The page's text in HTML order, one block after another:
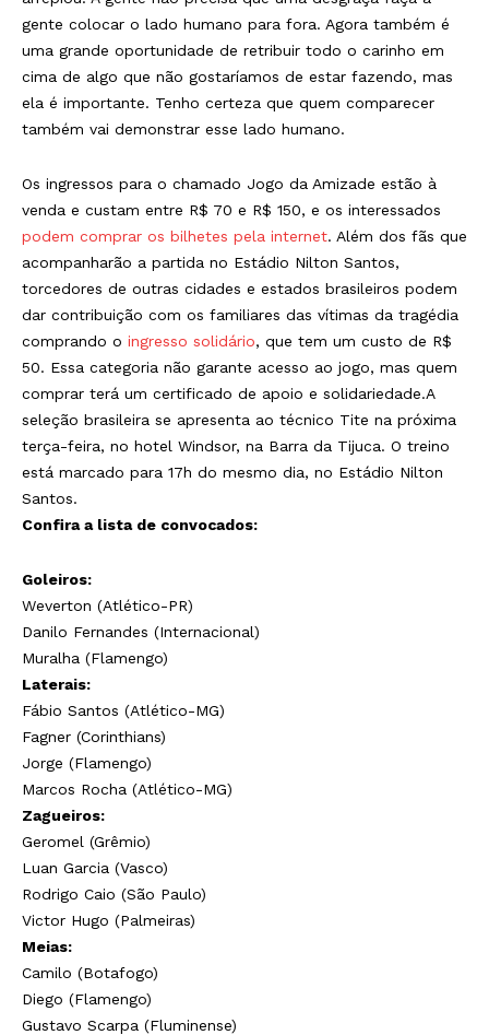
gente colocar o lado humano para fora. Agora também é
uma grande oportunidade de retribuir todo o carinho em
cima de algo que não gostaríamos de estar fazendo, mas
ela é importante. Tenho certeza que quem comparecer
também vai demonstrar esse lado humano.
Os ingressos para o chamado Jogo da Amizade estão à
venda e custam entre R$ 70 e R$ 150, e os interessados
podem comprar os bilhetes pela internet. Além dos fãs que
acompanharão a partida no Estádio Nilton Santos,
torcedores de outras cidades e estados brasileiros podem
dar contribuição com os familiares das vítimas da tragédia
comprando o ingresso solidário, que tem um custo de R$
50. Essa categoria não garante acesso ao jogo, mas quem
comprar terá um certificado de apoio e solidariedade.A
seleção brasileira se apresenta ao técnico Tite na próxima
terça-feira, no hotel Windsor, na Barra da Tijuca. O treino
está marcado para 17h do mesmo dia, no Estádio Nilton
Santos.
Confira a lista de convocados:
Goleiros:
Weverton (Atlético-PR)
Danilo Fernandes (Internacional)
Muralha (Flamengo)
Laterais:
Fábio Santos (Atlético-MG)
Fagner (Corinthians)
Jorge (Flamengo)
Marcos Rocha (Atlético-MG)
Zagueiros:
Geromel (Grêmio)
Luan Garcia (Vasco)
Rodrigo Caio (São Paulo)
Victor Hugo (Palmeiras)
Meias:
Camilo (Botafogo)
Diego (Flamengo)
Gustavo Scarpa (Fluminense)